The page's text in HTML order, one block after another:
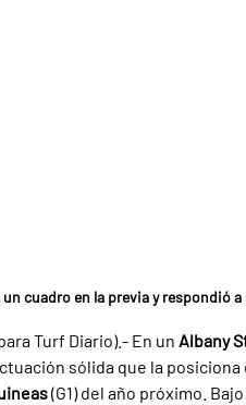
un cuadro en la previa y respondió a
Turf Diario).- En un Albany
sólida que la
(G1) del año próximo.